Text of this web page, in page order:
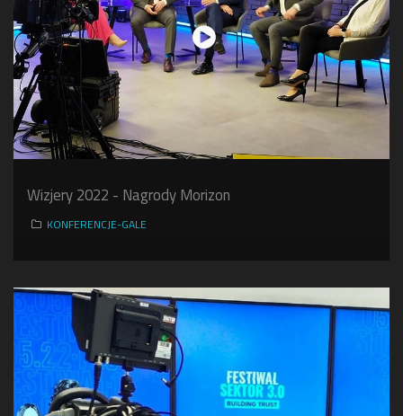
Wizjery 2022 - Nagrody Morizon
KONFERENCJE-GALE